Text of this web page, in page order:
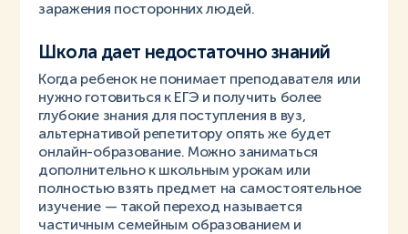
заражения посторонних людей.
Школа дает недостаточно знаний
Когда ребенок не понимает преподавателя или
нужно готовиться к ЕГЭ и получить более
глубокие знания для поступления в вуз,
альтернативой репетитору опять же будет
онлайн-образование. Можно заниматься
дополнительно к школьным урокам или
полностью взять предмет на самостоятельное
изучение — такой переход называется
частичным семейным образованием и